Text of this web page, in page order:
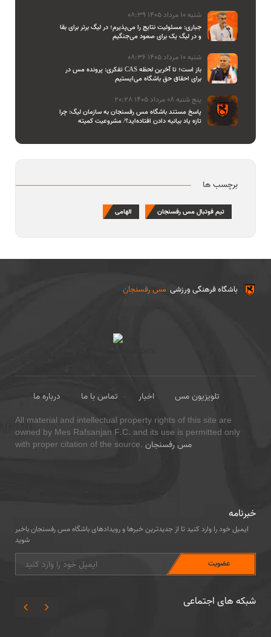
شنبه 10 مرداد 1405 08:39
جباری: مسئولیت نتایج را می‌پذیرم؛ در لیگ برتر برای بقا
و در لیگ یک برای صعود می‌جنگیم
شنبه 10 مرداد 1405 08:36
تفکری: پرونده مس در CAS باز است؛ تا آخرین لحظه
برای احقاق حق باشگاه می‌ایستیم
پنج شنبه 08 مرداد 1405 20:28
پاسخ مستند باشگاه مس رفسنجان به سازمان لیگ: چرا
تازه یاد بیانیه دادن افتاده‌اید؟/ مشروعیت کمیته
برچسب ها
تیم فوتبال مس رفسنجان الهامی
مس رفسنجان باشگاه فرهنگی ورزشی
درباره ما تماس با ما اخبار
تلویزیون مس
All material and intellectual property rights of this site are
owned by Mes Rafsanjan F.C. and its use is permitted only
with proper citation of the source. مس رفسنجان
خبرنامه
ایمیل خود را وارد کنید تا از جدیدترین خبرها و رویدادهای باشگاه مس رفسنجان باخبر
شوید
شبکه های اجتماعی